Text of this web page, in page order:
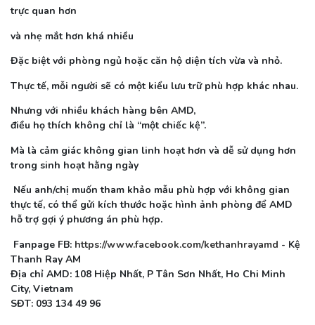
trực quan hơn
và nhẹ mắt hơn khá nhiều
Đặc biệt với phòng ngủ hoặc căn hộ diện tích vừa và nhỏ.
Thực tế, mỗi người sẽ có một kiểu lưu trữ phù hợp khác nhau.
Nhưng với nhiều khách hàng bên AMD,
điều họ thích không chỉ là “một chiếc kệ”.
Mà là cảm giác không gian linh hoạt hơn và dễ sử dụng hơn
trong sinh hoạt hằng ngày
Nếu anh/chị muốn tham khảo mẫu phù hợp với không gian
thực tế, có thể gửi kích thước hoặc hình ảnh phòng để AMD
hỗ trợ gợi ý phương án phù hợp.
Fanpage FB: https://www.facebook.com/kethanhrayamd - Kệ
Thanh Ray AM
Địa chỉ AMD: 108 Hiệp Nhất, P Tân Sơn Nhất, Ho Chi Minh
City, Vietnam
SĐT: 093 134 49 96